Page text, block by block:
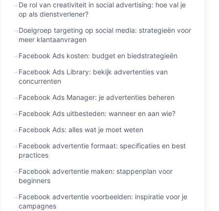
De rol van creativiteit in social advertising: hoe val je
op als dienstverlener?
Doelgroep targeting op social media: strategieën voor
meer klantaanvragen
Facebook Ads kosten: budget en biedstrategieën
Facebook Ads Library: bekijk advertenties van
concurrenten
Facebook Ads Manager: je advertenties beheren
Facebook Ads uitbesteden: wanneer en aan wie?
Facebook Ads: alles wat je moet weten
Facebook advertentie formaat: specificaties en best
practices
Facebook advertentie maken: stappenplan voor
beginners
Facebook advertentie voorbeelden: inspiratie voor je
campagnes